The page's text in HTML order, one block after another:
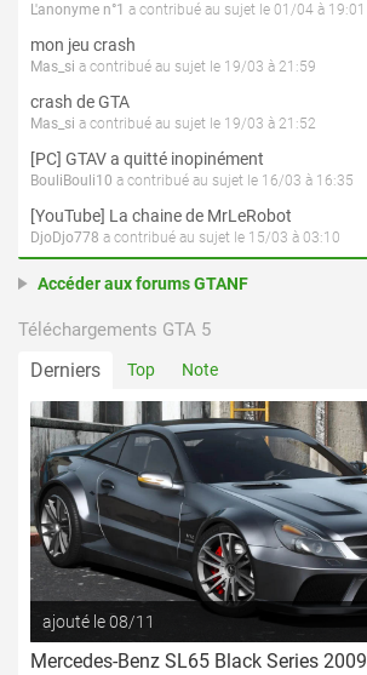
L'anonyme n°1 a contribué au sujet le 01/04 à 19:01
mon jeu crash
Mas_si a contribué au sujet le 19/03 à 21:59
crash de GTA
Mas_si a contribué au sujet le 19/03 à 21:52
[PC] GTAV a quitté inopinément
BouliBouli10 a contribué au sujet le 16/03 à 16:35
[YouTube] La chaine de MrLeRobot
DjoDjo778 a contribué au sujet le 15/03 à 03:10
Accéder aux forums GTANF
Téléchargements GTA 5
Derniers Top Note
ajouté le 08/11
Mercedes-Benz SL65 Black Series 2009